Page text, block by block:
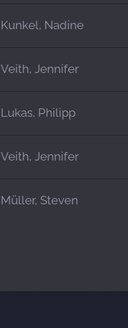
Kunkel, Nadine
Veith, Jennifer
Lukas, Philipp
Veith, Jennifer
Müller, Steven